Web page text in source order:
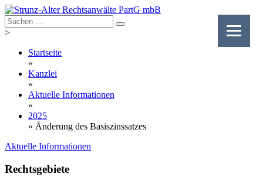
Skip
to
content
>
Startseite
»
Kanzlei
»
Aktuelle Informationen
»
2025
» Änderung des Basiszinssatzes
Aktuelle Informationen
Rechtsgebiete